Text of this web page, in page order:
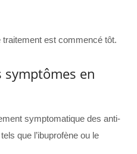
est commencé tôt.
symptômes en
symptomatique des anti-
que l’ibuprofène ou le